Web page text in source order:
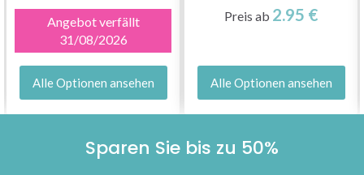
Angebot verfällt
31/08/2026
Alle Optionen ansehen
Preis ab 2.95 €
Alle Optionen ansehen
Sparen Sie bis zu 50%